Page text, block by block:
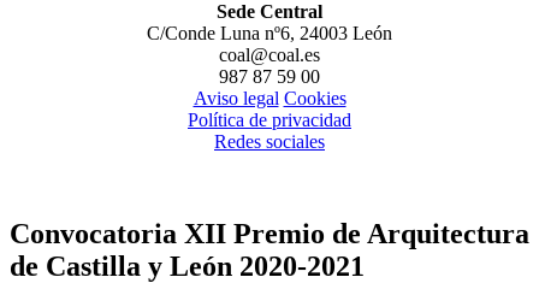
Sede Central
C/Conde Luna nº6, 24003 León
coal@coal.es
987 87 59 00
Aviso legal Cookies
Política de privacidad
Redes sociales
Convocatoria XII Premio de Arquitectura
de Castilla y León 2020-2021